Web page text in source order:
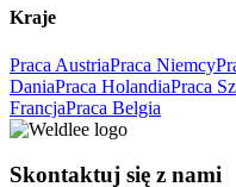
Kraje
Praca AustriaPraca Niemcy
DaniaPraca HolandiaPraca
FrancjaPraca Belgia
Skontaktuj się z nami